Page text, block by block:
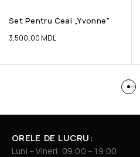
Set Pentru Ceai „Yvonne”
3,500.00 MDL
ORELE DE LUCRU:
Luni – Vineri: 09:00 – 19:00